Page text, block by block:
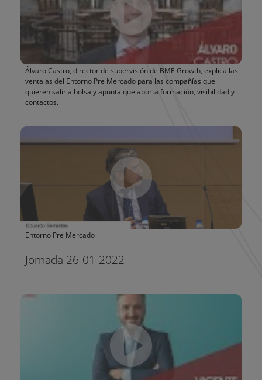
Álvaro Castro, director de supervisión de BME Growth, explica las
ventajas del Entorno Pre Mercado para las compañías que
quieren salir a bolsa y apunta que aporta formación, visibilidad y
contactos.
Entorno Pre Mercado
Jornada 26-01-2022